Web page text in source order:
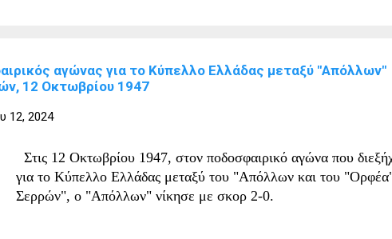
αγώνας για το Κύπελλο Ελλάδας μεταξύ "Απόλλων"
12 Οκτωβρίου 1947
12, 2024
Στις 12 Οκτωβρίου 1947, στον ποδοσφαιρικό αγώνα που
για το Κύπελλο Ελλάδας μεταξύ του "Απόλλων και του
Σερρών", ο "Απόλλων" νίκησε με σκορ 2-0.